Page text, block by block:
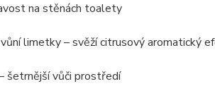
na stěnách toalety
limetky – svěží citrusový aromatický
šetrnější vůči prostředí